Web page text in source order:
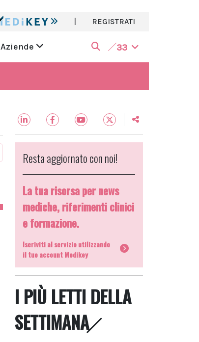
| REGISTRATI
Aziende 33
Resta aggiornato con noi!
La tua risorsa per news
mediche, riferimenti clinici
e formazione.
Iscriviti al servizio utilizzando
il tuo account Medikey
I PIÙ LETTI DELLA
SETTIMANA